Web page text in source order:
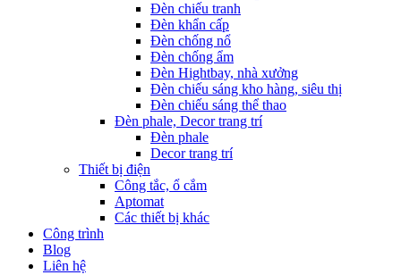
Đèn chiếu tranh
Đèn khẩn cấp
Đèn chống nổ
Đèn chống ẩm
Đèn Hightbay, nhà xưởng
Đèn chiếu sáng kho hàng, siêu thị
Đèn chiếu sáng thể thao
Đèn phale, Decor trang trí
Đèn phale
Decor trang trí
Thiết bị điện
Công tắc, ổ cắm
Aptomat
Các thiết bị khác
Công trình
Blog
Liên hệ